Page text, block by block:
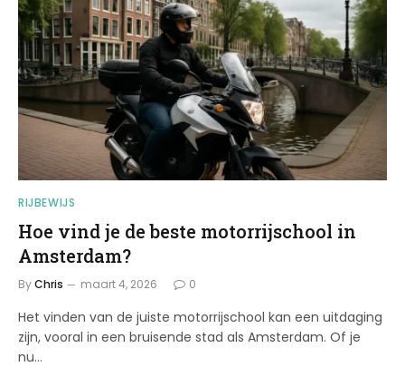
RIJBEWIJS
Hoe vind je de beste motorrijschool in
Amsterdam?
ByChris maart 4, 2026 0
Het vinden van de juiste motorrijschool kan een uitdaging
zijn, vooral in een bruisende stad als Amsterdam. Of je
nu…